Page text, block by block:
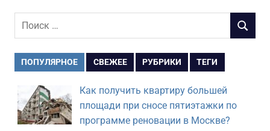
Поиск
ПОИСК
ПОПУЛЯРНОЕ СВЕЖЕЕ РУБРИКИ ТЕГИ
Как получить квартиру большей
площади при сносе пятиэтажки по
программе реновации в Москве?